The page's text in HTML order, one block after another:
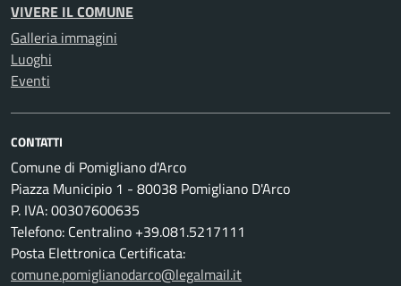
VIVERE IL COMUNE
Galleria immagini
Luoghi
Eventi
CONTATTI
Comune di Pomigliano d'Arco
Piazza Municipio 1 - 80038 Pomigliano D'Arco
P. IVA: 00307600635
Telefono: Centralino +39.081.5217111
Posta Elettronica Certificata:
comune.pomiglianodarco@legalmail.it